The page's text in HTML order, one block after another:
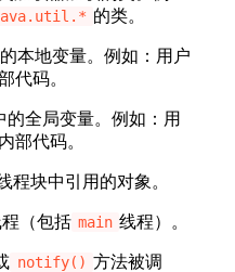
的类。
本地变量。例如：用户
代码。
的全局变量。例如：用
内部代码。
程块中引用的对象。
（包括 main 线程）。
notify() 方法被调